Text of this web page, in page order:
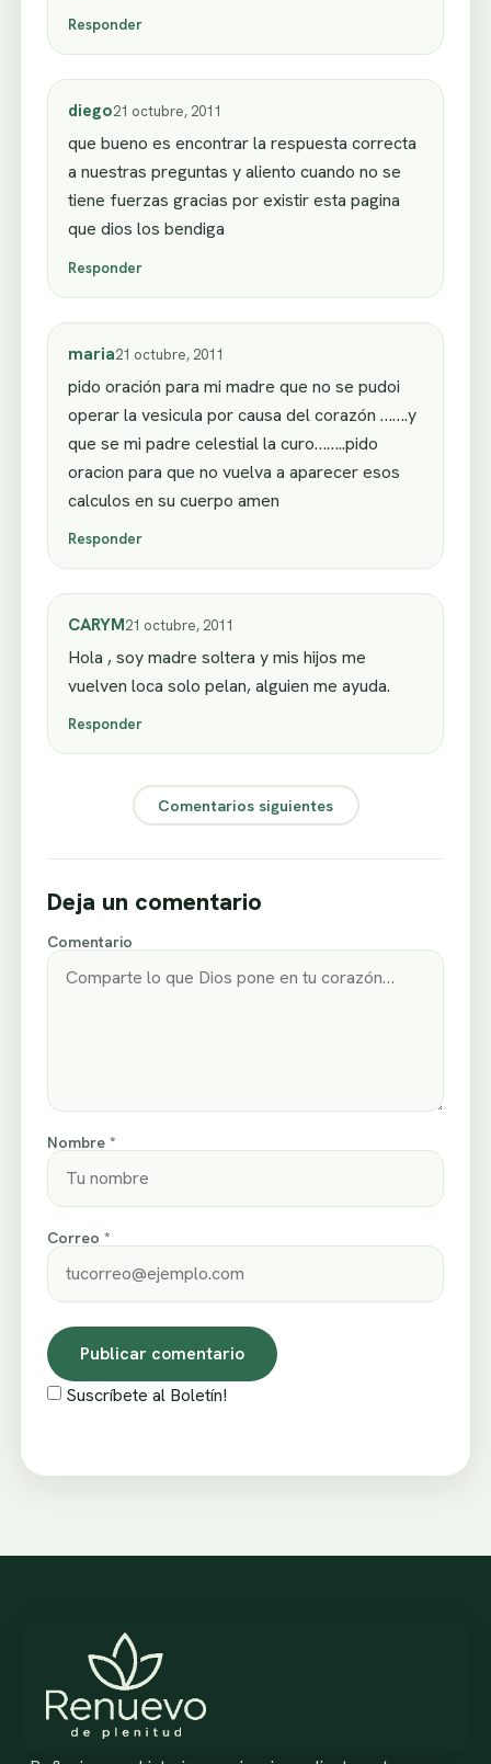
Responder
diego21 octubre, 2011
que bueno es encontrar la respuesta correcta
a nuestras preguntas y aliento cuando no se
tiene fuerzas gracias por existir esta pagina
que dios los bendiga
Responder
maria21 octubre, 2011
pido oración para mi madre que no se pudoi
operar la vesicula por causa del corazón …….y
que se mi padre celestial la curo……..pido
oracion para que no vuelva a aparecer esos
calculos en su cuerpo amen
Responder
CARYM21 octubre, 2011
Hola , soy madre soltera y mis hijos me
vuelven loca solo pelan, alguien me ayuda.
Responder
Comentarios siguientes
Deja un comentario
Comentario
Nombre *
Correo *
Suscríbete al Boletín!